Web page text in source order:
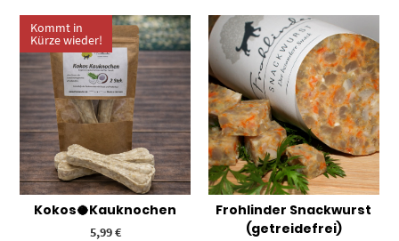
Kommt in
Kürze wieder!
Kokos🥥Kauknochen
5,99€
Frohlinder Snackwurst
(getreidefrei)